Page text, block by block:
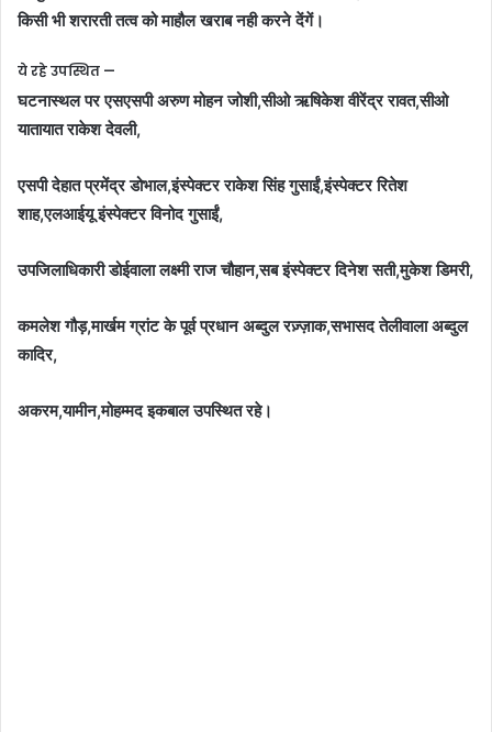
किसी भी शरारती तत्व को माहौल खराब नही करने देंगें।
ये रहे उपस्थित —
घटनास्थल पर एसएसपी अरुण मोहन जोशी,सीओ ऋषिकेश वीरेंद्र रावत,सीओ
यातायात राकेश देवली,
एसपी देहात प्रमेंद्र डोभाल,इंस्पेक्टर राकेश सिंह गुसाईं,इंस्पेक्टर रितेश
शाह,एलआईयू इंस्पेक्टर विनोद गुसाईं,
उपजिलाधिकारी डोईवाला लक्ष्मी राज चौहान,सब इंस्पेक्टर दिनेश सती,मुकेश डिमरी,
कमलेश गौड़,मार्खम ग्रांट के पूर्व प्रधान अब्दुल रज़्ज़ाक,सभासद तेलीवाला अब्दुल
कादिर,
अकरम,यामीन,मोहम्मद इकबाल उपस्थित रहे।